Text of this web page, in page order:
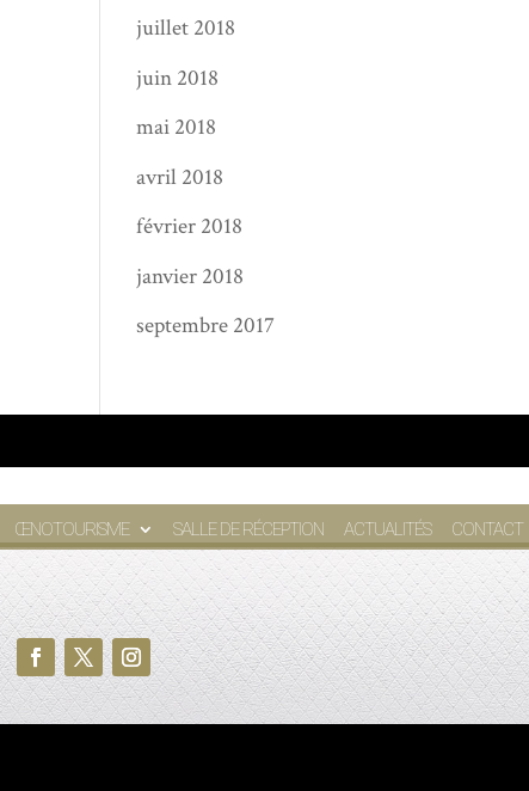
juillet 2018
juin 2018
mai 2018
avril 2018
février 2018
janvier 2018
septembre 2017
ŒNOTOURISME SALLE DE RÉCEPTION ACTUALITÉS CONTACT